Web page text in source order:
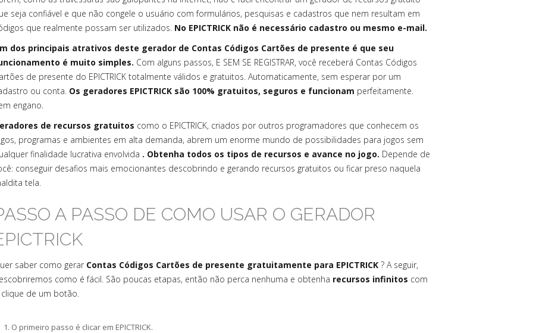
seja confiável e que não congele o usuário com formulários, pesquisas e cadastros que nem resultam em
que realmente possam ser utilizados. No EPICTRICK não é necessário cadastro ou mesmo e-mail.
dos principais atrativos deste gerador de Contas Códigos Cartões de presente é que seu
é muito simples. Com alguns passos, E SEM SE REGISTRAR, você receberá Contas Códigos
de presente do EPICTRICK totalmente válidos e gratuitos. Automaticamente, sem esperar por um
ou conta. Os geradores EPICTRICK são 100% gratuitos, seguros e funcionam perfeitamente.
engano.
de recursos gratuitos como o EPICTRICK, criados por outros programadores que conhecem os
programas e ambientes em alta demanda, abrem um enorme mundo de possibilidades para jogos sem
finalidade lucrativa envolvida . Obtenha todos os tipos de recursos e avance no jogo. Depende de
conseguir desafios mais emocionantes descobrindo e gerando recursos gratuitos ou ficar preso naquela
tela.
A PASSO DE COMO USAR O GERADOR
saber como gerar Contas Códigos Cartões de presente gratuitamente para EPICTRICK ? A seguir,
como é fácil. São poucas etapas, então não perca nenhuma e obtenha recursos infinitos com
de um botão.
O primeiro passo é clicar em EPICTRICK.